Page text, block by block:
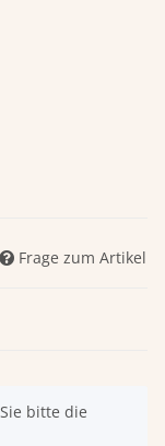
Frage zum Artikel
bitte die